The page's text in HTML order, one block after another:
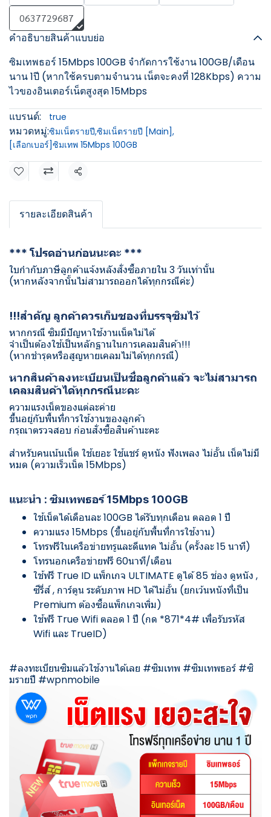
0637729687
คำอธิบายสินค้าแบบย่อ
ซิมเทพธอร์ 15Mbps 100GB จำกัดการใช้งาน 100GB/เดือน
นาน 1ปี (หากใช้ครบตามจำนวน เน็ตจะคงที่ 128Kbps) ความ
ไวของอินเตอร์เน็ตสูงสุด 15Mbps
แบรนด์:
true
หมวดหมู่:ซิมเน็ตรายปี,ซิมเน็ตรายปี [Main],
[เลือกเบอร์]ซิมเทพ 15Mbps 100GB
แชร์
รายละเอียดสินค้า
*** โปรดอ่านก่อนนะคะ ***
ใบกำกับภาษีลูกค้าแจ้งหลังสั่งซื้อภายใน 3 วันเท่านั้น
(หากหลังจากนั้นไม่สามารถออกได้ทุกกรณีค่ะ)
!!!สำคัญ ลูกค้าควรเก็บซองที่บรรจุซิมไว้
หากกรณี ซิมมีปัญหาใช้งานเน็ตไม่ได้
จำเป็นต้องใช้เป็นหลักฐานในการเคลมสินค้า!!!
(หากชำรุดหรือสูญหายเคลมไม่ได้ทุกกรณี)
หากสินค้าลงทะเบียนเป็นชื่อลูกค้าแล้ว จะไม่สามารถ
เคลมสินค้าได้ทุกกรณีนะคะ
ความแรงเน็ตของแต่ละค่าย
ขึ้นอยู่กับพื้นที่การใช้งานของลูกค้า
กรุณาตรวจสอบ ก่อนสั่งซื้อสินค้านะคะ
สำหรับคนเน้นเน็ต ใช้เยอะ ใช้แชร์ ดูหนัง ฟังเพลง ไม่อั้น เน็ตไม่มี
หมด (ความเร็วเน็ต 15Mbps)
แนะนำ : ซิมเทพธอร์ 15Mbps 100GB
ใช้เน็ตได้เดือนละ 100GB ได้รับทุกเดือน ตลอด 1 ปี
ความแรง 15Mbps (ขึ้นอยู่กับพื้นที่การใช้งาน)
โทรฟรีในเครือข่ายทรูและดีแทค ไม่อั้น (ครั้งละ 15 นาที)
โทรนอกเครือข่ายฟรี 60นาที/เดือน
ใช้ฟรี True ID แพ็กเกจ ULTIMATE ดูได้ 85 ช่อง ดูหนัง ,
ซีรี่ส์ , การ์ตูน ระดับภาพ HD ได้ไม่อั้น (ยกเว้นหนังที่เป็น
Premium ต้องซื้อแพ็กเกจเพิ่ม)
ใช้ฟรี True Wifi ตลอด 1 ปี (กด *871*4# เพื่อรับรหัส
Wifi และ TrueID)
#ลงทะเบียนซิมแล้วใช้งานได้เลย #ซิมเทพ #ซิมเทพธอร์ #ซิ
มรายปี #wpnmobile